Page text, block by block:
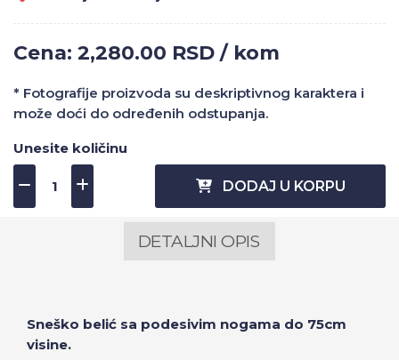
Cena: 2,280.00 RSD / kom
* Fotografije proizvoda su deskriptivnog karaktera i
može doći do određenih odstupanja.
Unesite količinu
DODAJ U KORPU
DETALJNI OPIS
Sneško belić sa podesivim nogama do 75cm
visine.